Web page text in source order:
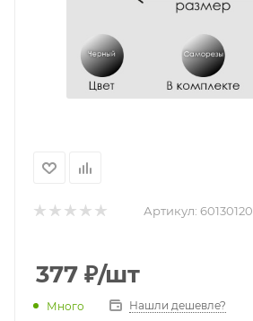
Артикул: 60130120
377 ₽/шт
Много Нашли дешевле?